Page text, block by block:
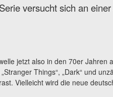
versucht sich an
jetzt also in den 70er Jahren
Things“, „Dark“ und
Vielleicht wird die neue